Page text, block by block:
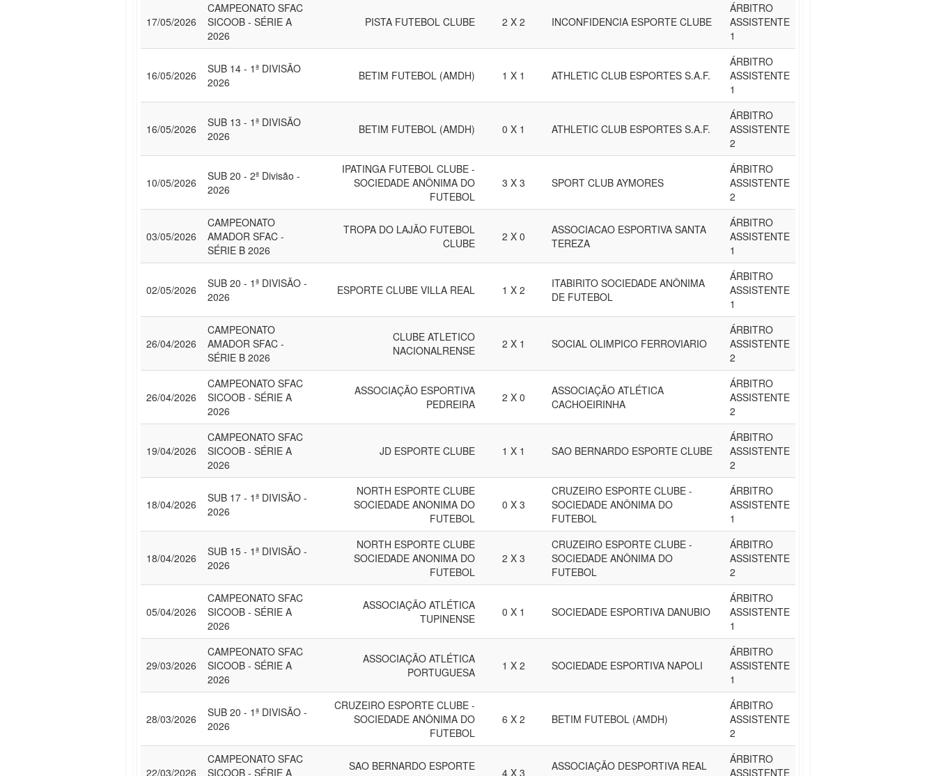
17/05/2026
CAMPEONATO SFAC
SICOOB - SÉRIE A
2026
PISTA FUTEBOL CLUBE 2 X 2 INCONFIDENCIA ESPORTE CLUBE
ÁRBITRO
ASSISTENTE
1
16/05/2026
SUB 14 - 1ª DIVISÃO
2026
BETIM FUTEBOL (AMDH) 1 X 1 ATHLETIC CLUB ESPORTES S.A.F.
ÁRBITRO
ASSISTENTE
1
16/05/2026
SUB 13 - 1ª DIVISÃO
2026
BETIM FUTEBOL (AMDH) 0 X 1 ATHLETIC CLUB ESPORTES S.A.F.
ÁRBITRO
ASSISTENTE
2
10/05/2026
SUB 20 - 2ª Divisão -
2026
IPATINGA FUTEBOL CLUBE -
SOCIEDADE ANÔNIMA DO
FUTEBOL
3 X 3 SPORT CLUB AYMORES
ÁRBITRO
ASSISTENTE
2
03/05/2026
CAMPEONATO
AMADOR SFAC -
SÉRIE B 2026
TROPA DO LAJÃO FUTEBOL
CLUBE
2 X 0
ASSOCIACAO ESPORTIVA SANTA
TEREZA
ÁRBITRO
ASSISTENTE
1
02/05/2026
SUB 20 - 1ª DIVISÃO -
2026
ESPORTE CLUBE VILLA REAL 1 X 2
ITABIRITO SOCIEDADE ANÔNIMA
DE FUTEBOL
ÁRBITRO
ASSISTENTE
1
26/04/2026
CAMPEONATO
AMADOR SFAC -
SÉRIE B 2026
CLUBE ATLETICO
NACIONALRENSE
2 X 1 SOCIAL OLIMPICO FERROVIARIO
ÁRBITRO
ASSISTENTE
2
26/04/2026
CAMPEONATO SFAC
SICOOB - SÉRIE A
2026
ASSOCIAÇÃO ESPORTIVA
PEDREIRA
2 X 0
ASSOCIAÇÃO ATLÉTICA
CACHOEIRINHA
ÁRBITRO
ASSISTENTE
2
19/04/2026
CAMPEONATO SFAC
SICOOB - SÉRIE A
2026
JD ESPORTE CLUBE 1 X 1 SAO BERNARDO ESPORTE CLUBE
ÁRBITRO
ASSISTENTE
2
18/04/2026
SUB 17 - 1ª DIVISÃO -
2026
NORTH ESPORTE CLUBE
SOCIEDADE ANONIMA DO
FUTEBOL
0 X 3
CRUZEIRO ESPORTE CLUBE -
SOCIEDADE ANÔNIMA DO
FUTEBOL
ÁRBITRO
ASSISTENTE
1
18/04/2026
SUB 15 - 1ª DIVISÃO -
2026
NORTH ESPORTE CLUBE
SOCIEDADE ANONIMA DO
FUTEBOL
2 X 3
CRUZEIRO ESPORTE CLUBE -
SOCIEDADE ANÔNIMA DO
FUTEBOL
ÁRBITRO
ASSISTENTE
2
05/04/2026
CAMPEONATO SFAC
SICOOB - SÉRIE A
2026
ASSOCIAÇÃO ATLÉTICA
TUPINENSE
0 X 1 SOCIEDADE ESPORTIVA DANUBIO
ÁRBITRO
ASSISTENTE
1
29/03/2026
CAMPEONATO SFAC
SICOOB - SÉRIE A
2026
ASSOCIAÇÃO ATLÉTICA
PORTUGUESA
1 X 2 SOCIEDADE ESPORTIVA NAPOLI
ÁRBITRO
ASSISTENTE
1
28/03/2026
SUB 20 - 1ª DIVISÃO -
2026
CRUZEIRO ESPORTE CLUBE -
SOCIEDADE ANÔNIMA DO
FUTEBOL
6 X 2 BETIM FUTEBOL (AMDH)
ÁRBITRO
ASSISTENTE
2
22/03/2026
CAMPEONATO SFAC
SICOOB - SÉRIE A
SAO BERNARDO ESPORTE
4 X 3
ASSOCIAÇÃO DESPORTIVA REAL
ÁRBITRO
ASSISTENTE